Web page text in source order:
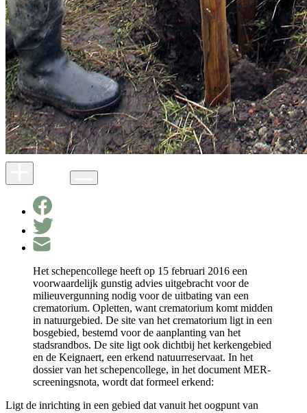
Het schepencollege heeft op 15 februari 2016 een
voorwaardelijk gunstig advies uitgebracht voor de
milieuvergunning nodig voor de uitbating van een
crematorium. Opletten, want crematorium komt midden
in natuurgebied. De site van het crematorium ligt in een
bosgebied, bestemd voor de aanplanting van het
stadsrandbos. De site ligt ook dichtbij het kerkengebied
en de Keignaert, een erkend natuurreservaat. In het
dossier van het schepencollege, in het document MER-
screeningsnota, wordt dat formeel erkend:
Ligt de inrichting in een gebied dat vanuit het oogpunt van